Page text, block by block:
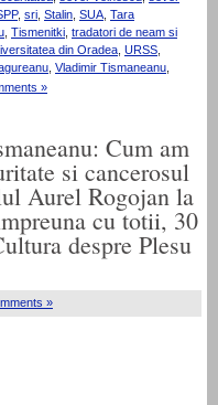
, sri, Stalin, SUA, Tara
, Tismenitki, tradatori de neam si
din Oradea, URSS,
, Vladimir Tismaneanu,
»
Cum am
si cancerosul
Aurel Rogojan la
cu totii, 30
despre Plesu
»